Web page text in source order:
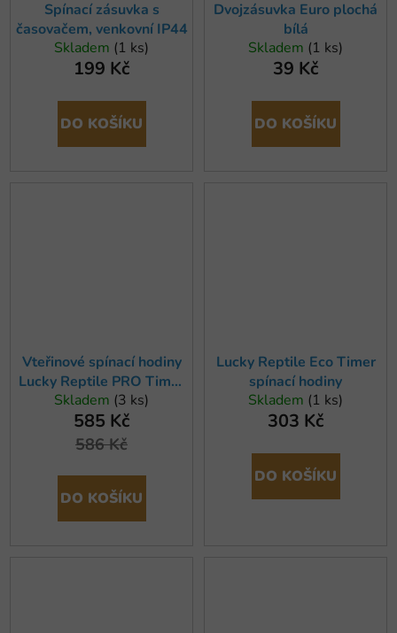
Spínací zásuvka s
časovačem, venkovní IP44
Skladem (1 ks)
199 Kč
DO KOŠÍKU
Dvojzásuvka Euro plochá
bílá
Skladem (1 ks)
39 Kč
DO KOŠÍKU
Vteřinové spínací hodiny
Lucky Reptile PRO Timer
II
Skladem (3 ks)
585 Kč
586 Kč
DO KOŠÍKU
Lucky Reptile Eco Timer
spínací hodiny
Skladem (1 ks)
303 Kč
DO KOŠÍKU